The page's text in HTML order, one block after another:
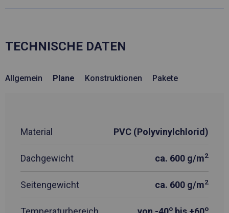
TECHNISCHE DATEN
Allgemein Plane Konstruktionen Pakete
Material PVC (Polyvinylchlorid)
Dachgewicht ca. 600 g/m2
Seitengewicht ca. 600 g/m2
o o